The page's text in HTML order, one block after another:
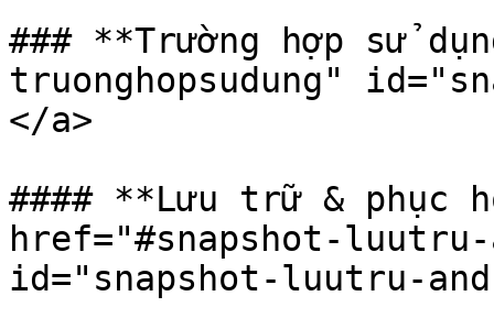
### **Trường hợp sử
truonghopsudung"
</a>
#### **Lưu trữ & phục
href="#snapshot-
id="snapshot-luutru-